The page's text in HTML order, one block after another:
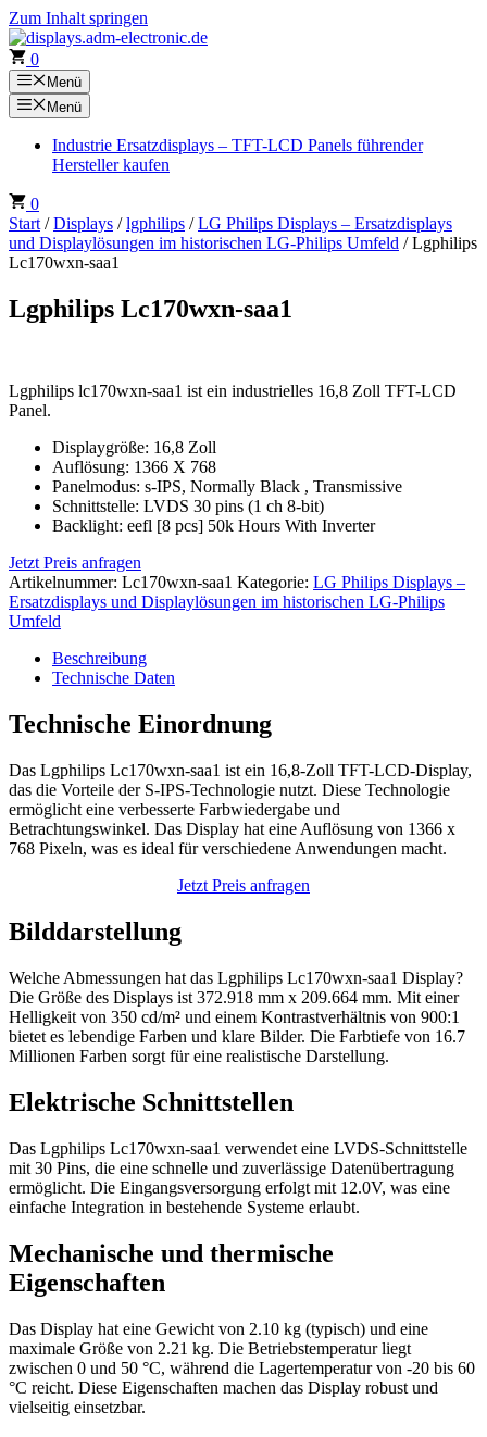
Zum Inhalt springen
0
Menü
Menü
Industrie Ersatzdisplays – TFT-LCD Panels führender
Hersteller kaufen
0
Start /Displays /lgphilips /LG Philips Displays – Ersatzdisplays
und Displaylösungen im historischen LG-Philips Umfeld / Lgphilips
Lc170wxn-saa1
Lgphilips Lc170wxn-saa1
Lgphilips lc170wxn-saa1 ist ein industrielles 16,8 Zoll TFT-LCD
Panel.
Displaygröße: 16,8 Zoll
Auflösung: 1366 X 768
Panelmodus: s-IPS, Normally Black , Transmissive
Schnittstelle: LVDS 30 pins (1 ch 8-bit)
Backlight: eefl [8 pcs] 50k Hours With Inverter
Jetzt Preis anfragen
Artikelnummer: Lc170wxn-saa1 Kategorie: LG Philips Displays –
Ersatzdisplays und Displaylösungen im historischen LG-Philips
Umfeld
Beschreibung
Technische Daten
Technische Einordnung
Das Lgphilips Lc170wxn-saa1 ist ein 16,8-Zoll TFT-LCD-Display,
das die Vorteile der S-IPS-Technologie nutzt. Diese Technologie
ermöglicht eine verbesserte Farbwiedergabe und
Betrachtungswinkel. Das Display hat eine Auflösung von 1366 x
768 Pixeln, was es ideal für verschiedene Anwendungen macht.
Jetzt Preis anfragen
Bilddarstellung
Welche Abmessungen hat das Lgphilips Lc170wxn-saa1 Display?
Die Größe des Displays ist 372.918 mm x 209.664 mm. Mit einer
Helligkeit von 350 cd/m² und einem Kontrastverhältnis von 900:1
bietet es lebendige Farben und klare Bilder. Die Farbtiefe von 16.7
Millionen Farben sorgt für eine realistische Darstellung.
Elektrische Schnittstellen
Das Lgphilips Lc170wxn-saa1 verwendet eine LVDS-Schnittstelle
mit 30 Pins, die eine schnelle und zuverlässige Datenübertragung
ermöglicht. Die Eingangsversorgung erfolgt mit 12.0V, was eine
einfache Integration in bestehende Systeme erlaubt.
Mechanische und thermische
Eigenschaften
Das Display hat eine Gewicht von 2.10 kg (typisch) und eine
maximale Größe von 2.21 kg. Die Betriebstemperatur liegt
zwischen 0 und 50 °C, während die Lagertemperatur von -20 bis 60
°C reicht. Diese Eigenschaften machen das Display robust und
vielseitig einsetzbar.